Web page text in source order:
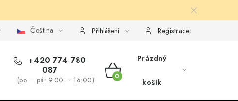
Čeština Přihlášení Registrace
+420 774 780
087
(po – pá: 9:00 – 16:00)
NÁKUPNÍ
Prázdný
košík